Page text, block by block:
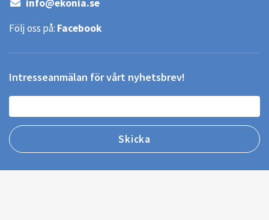
info@ekonia.se
Följ oss på: Facebook
Intresseanmälan för vårt nyhetsbrev!